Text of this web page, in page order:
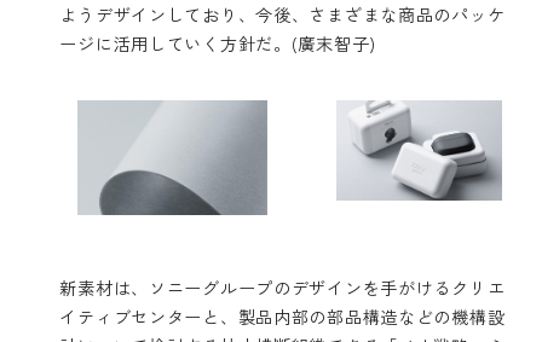
ようデザインしており、今後、さまざまな商品のパッケ
ージに活用していく方針だ。(廣末智子)
新素材は、ソニーグループのデザインを手がけるクリエ
イティブセンターと、製品内部の部品構造などの機構設